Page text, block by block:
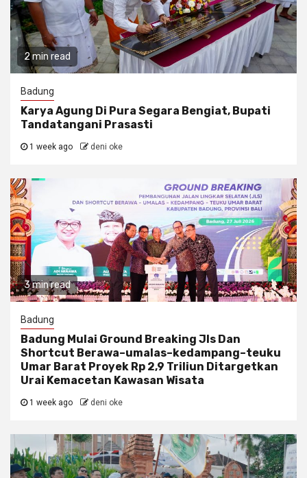
2 min read
Badung
Karya Agung Di Pura Segara Bengiat, Bupati
Tandatangani Prasasti
1 week ago deni oke
3 min read
Badung
Badung Mulai Ground Breaking Jls Dan
Shortcut Berawa–umalas–kedampang–teuku
Umar Barat Proyek Rp 2,9 Triliun Ditargetkan
Urai Kemacetan Kawasan Wisata
1 week ago deni oke